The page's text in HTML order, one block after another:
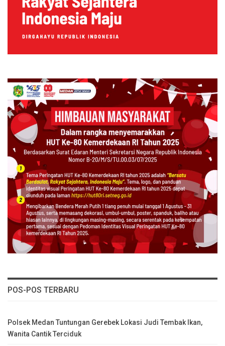
POS-POS TERBARU
Polsek Medan Tuntungan Gerebek Lokasi Judi Tembak Ikan,
Wanita Cantik Terciduk